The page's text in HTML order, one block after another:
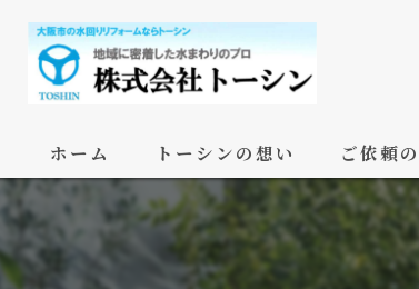
ホーム トーシンの想い ご依頼